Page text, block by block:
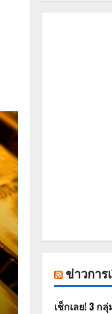
ข่าวการ
เช็กเลย! 3 ก